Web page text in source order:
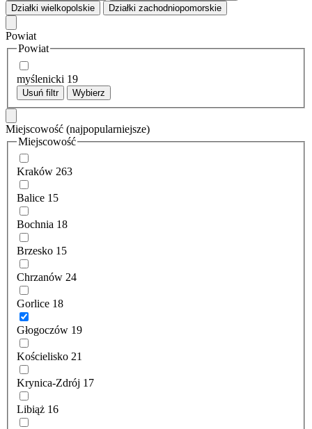
Działki wielkopolskie
Działki zachodniopomorskie
Powiat
Powiat
myślenicki 19
Usuń filtr Wybierz
Miejscowość (najpopularniejsze)
Miejscowość
Kraków 263
Balice 15
Bochnia 18
Brzesko 15
Chrzanów 24
Gorlice 18
Głogoczów 19
Kościelisko 21
Krynica-Zdrój 17
Libiąż 16